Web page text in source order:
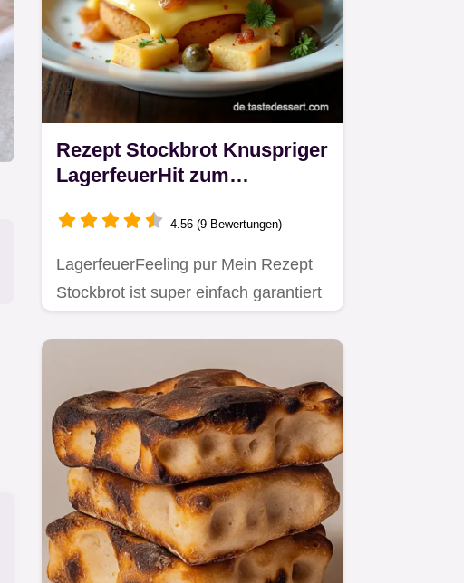
Rezept Stockbrot Knuspriger
LagerfeuerHit zum
4.56 (9 Bewertungen)
LagerfeuerFeeling pur Mein Rezept
Stockbrot ist super einfach garantiert